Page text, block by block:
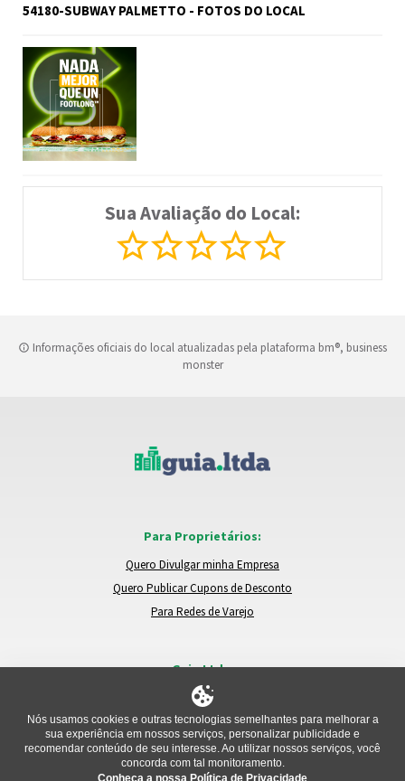
54180-SUBWAY PALMETTO - FOTOS DO LOCAL
Sua Avaliação do Local:
Informações oficiais do local atualizadas pela plataforma bm®, business
monster
Para Proprietários:
Quero Divulgar minha Empresa
Quero Publicar Cupons de Desconto
Para Redes de Varejo
Guia.Ltda:
Locais e Empresas
Trocar de Região
Relatar um Problema
Nós usamos cookies e outras tecnologias semelhantes para melhorar a
sua experiência em nossos serviços, personalizar publicidade e
recomendar conteúdo de seu interesse. Ao utilizar nossos serviços, você
concorda com tal monitoramento.
Conheça a nossa Política de Privacidade